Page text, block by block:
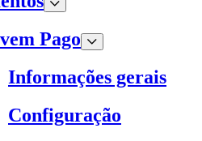
Pago
Informações gerais
Configuração